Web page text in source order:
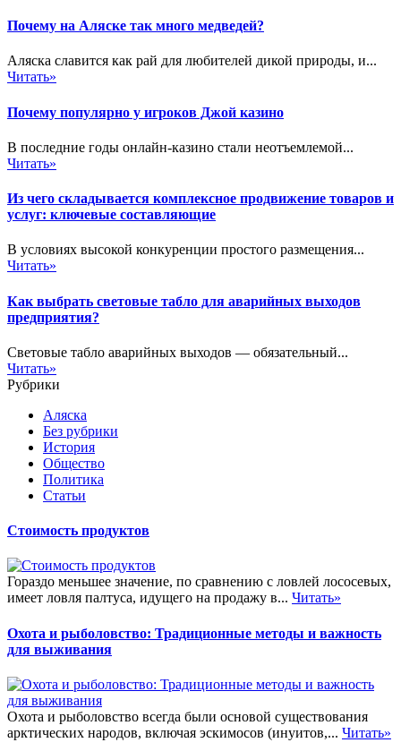
Почему на Аляске так много медведей?
Аляска славится как рай для любителей дикой природы, и...
Читать»
Почему популярно у игроков Джой казино
В последние годы онлайн-казино стали неотъемлемой...
Читать»
Из чего складывается комплексное продвижение товаров и
услуг: ключевые составляющие
В условиях высокой конкуренции простого размещения...
Читать»
Как выбрать световые табло для аварийных выходов
предприятия?
Световые табло аварийных выходов — обязательный...
Читать»
Рубрики
Аляска
Без рубрики
История
Общество
Политика
Статьи
Стоимость продуктов
Гораздо меньшее значение, по сравнению с ловлей лососевых,
имеет ловля палтуса, идущего на продажу в... Читать»
Охота и рыболовство: Традиционные методы и важность
для выживания
Охота и рыболовство всегда были основой существования
арктических народов, включая эскимосов (инуитов,... Читать»